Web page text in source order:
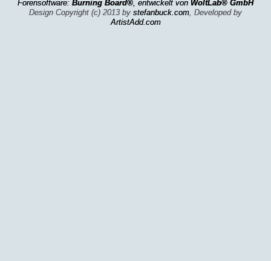
Forensoftware: Burning Board®, entwickelt von WoltLab® GmbH
Design Copyright (c) 2013 by stefanbuck.com, Developed by
ArtistAdd.com